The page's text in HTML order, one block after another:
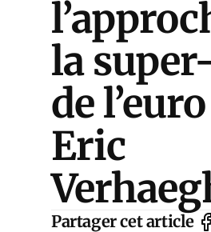
la
de
Eric
Partager cet article